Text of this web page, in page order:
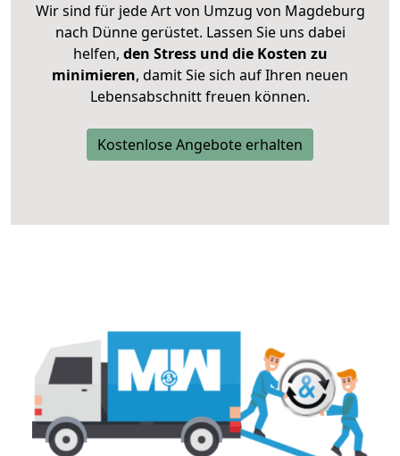
Wir sind für jede Art von Umzug von Magdeburg
nach Dünne gerüstet. Lassen Sie uns dabei
helfen, den Stress und die Kosten zu
minimieren, damit Sie sich auf Ihren neuen
Lebensabschnitt freuen können.
Kostenlose Angebote erhalten